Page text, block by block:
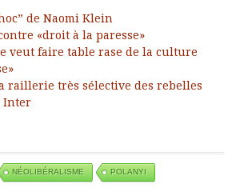
de Naomi Klein
«droit à la paresse»
veut faire table rase de la culture
raillerie très sélective des rebelles
Inter
NÉOLIBÉRALISME POLANYI